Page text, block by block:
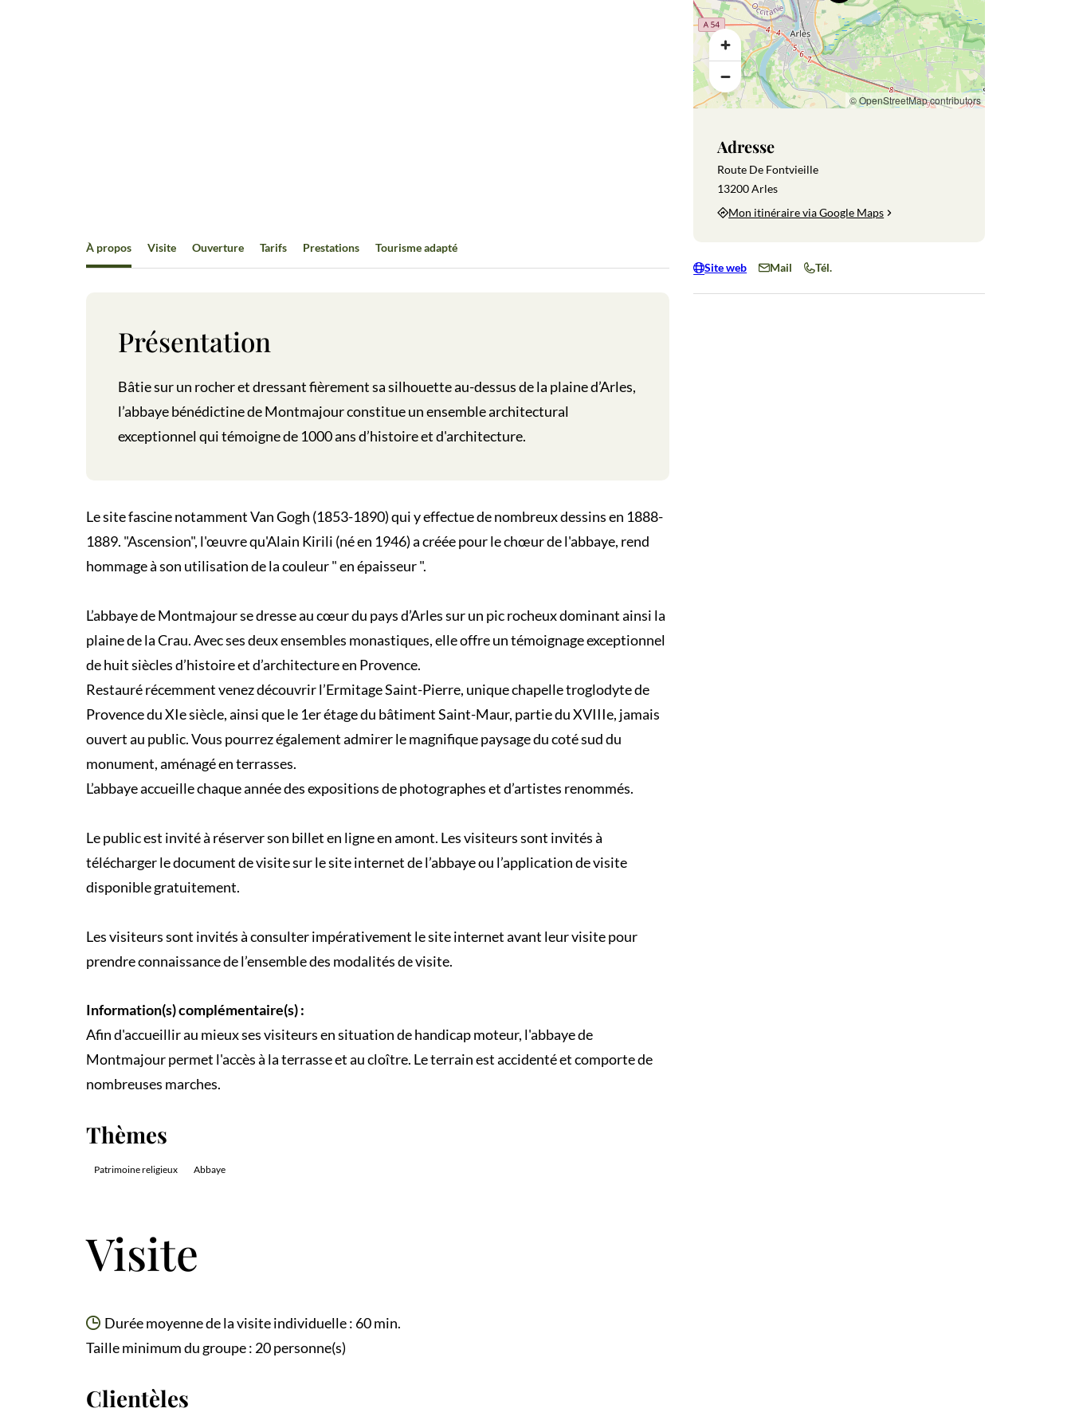
d'Argence
Gastronomie
provençale
La forteresse
médiévale
de Beaucaire
Balades à
vélo
et sites de
visite
Gastronomie
Infos
pratiques
À propos Visite Ouverture Tarifs Prestations Tourisme adapté
Présentation
Bâtie sur un rocher et dressant fièrement sa silhouette au-dessus de la plaine d’Arles,
l’abbaye bénédictine de Montmajour constitue un ensemble architectural
exceptionnel qui témoigne de 1000 ans d’histoire et d'architecture.
Le site fascine notamment Van Gogh (1853-1890) qui y effectue de nombreux dessins en 1888-
1889. "Ascension", l'œuvre qu'Alain Kirili (né en 1946) a créée pour le chœur de l'abbaye, rend
hommage à son utilisation de la couleur " en épaisseur ".
L’abbaye de Montmajour se dresse au cœur du pays d’Arles sur un pic rocheux dominant ainsi la
plaine de la Crau. Avec ses deux ensembles monastiques, elle offre un témoignage exceptionnel
de huit siècles d’histoire et d’architecture en Provence.
Restauré récemment venez découvrir l’Ermitage Saint-Pierre, unique chapelle troglodyte de
Provence du XIe siècle, ainsi que le 1er étage du bâtiment Saint-Maur, partie du XVIIIe, jamais
ouvert au public. Vous pourrez également admirer le magnifique paysage du coté sud du
monument, aménagé en terrasses.
L’abbaye accueille chaque année des expositions de photographes et d’artistes renommés.
Le public est invité à réserver son billet en ligne en amont. Les visiteurs sont invités à
télécharger le document de visite sur le site internet de l’abbaye ou l’application de visite
disponible gratuitement.
Les visiteurs sont invités à consulter impérativement le site internet avant leur visite pour
prendre connaissance de l’ensemble des modalités de visite.
Information(s) complémentaire(s) :
Afin d'accueillir au mieux ses visiteurs en situation de handicap moteur, l'abbaye de
Montmajour permet l'accès à la terrasse et au cloître. Le terrain est accidenté et comporte de
nombreuses marches.
Thèmes
Patrimoine religieux Abbaye
Visite
Durée moyenne de la visite individuelle : 60 min.
Taille minimum du groupe : 20 personne(s)
Clientèles
© OpenStreetMap contributors
Adresse
Route De Fontvieille
13200 Arles
Mon itinéraire via Google Maps
Site web Mail Tél.